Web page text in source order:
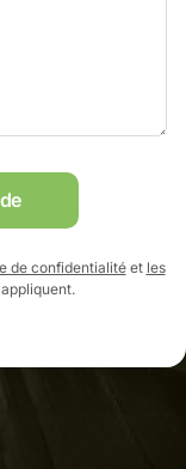
de confidentialitéet les